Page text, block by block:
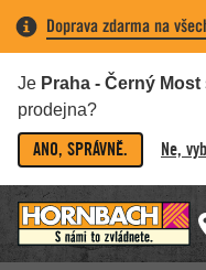
Doprava zdarma na
Je Praha - Černý Most
prodejna?
ANO, SPRÁVNĚ. Ne,